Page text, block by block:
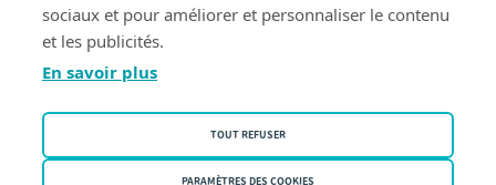
Conditions d'utilisation
sociaux et pour améliorer et personnaliser le contenu
et les publicités.
En savoir plus
TOUT REFUSER
PARAMÈTRES DES COOKIES